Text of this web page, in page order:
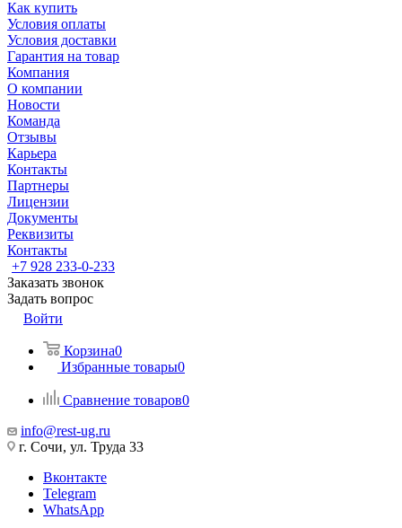
Как купить
Условия оплаты
Условия доставки
Гарантия на товар
Компания
О компании
Новости
Команда
Отзывы
Карьера
Контакты
Партнеры
Лицензии
Документы
Реквизиты
Контакты
+7 928 233-0-233
Заказать звонок
Задать вопрос
Войти
Корзина0
Избранные товары0
Сравнение товаров0
info@rest-ug.ru
г. Сочи, ул. Труда 33
Вконтакте
Telegram
WhatsApp